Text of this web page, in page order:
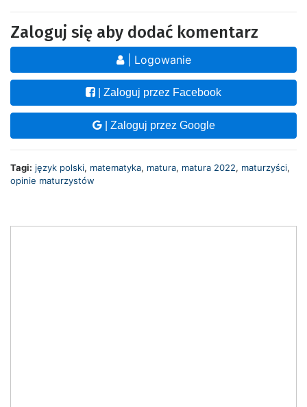
Zaloguj się aby dodać komentarz
| Logowanie
| Zaloguj przez Facebook
| Zaloguj przez Google
Tagi: język polski, matematyka, matura, matura 2022, maturzyści,
opinie maturzystów